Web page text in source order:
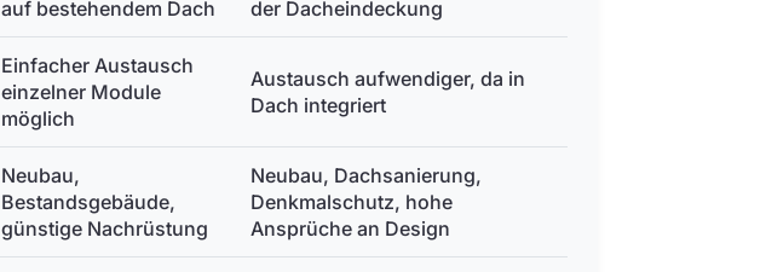
auf bestehendem Dach
der Dacheindeckung
Einfacher Austausch
einzelner Module
möglich
Austausch aufwendiger, da in
Dach integriert
Neubau,
Bestandsgebäude,
günstige Nachrüstung
Neubau, Dachsanierung,
Denkmalschutz, hohe
Ansprüche an Design